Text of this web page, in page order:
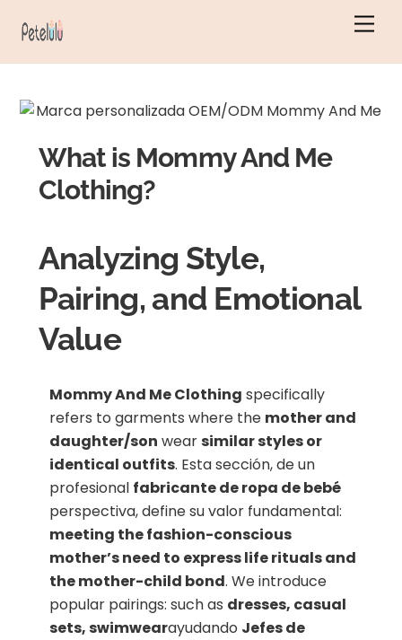
What is Mommy And Me
Clothing?
Analyzing Style,
Pairing, and Emotional
Value
Mommy And Me Clothing specifically
refers to garments where the mother and
daughter/son wear similar styles or
identical outfits. Esta sección, de un
profesional fabricante de ropa de bebé
perspectiva, define su valor fundamental:
meeting the fashion-conscious
mother’s need to express life rituals and
the mother-child bond. We introduce
popular pairings: such as dresses, casual
sets, swimwearayudando Jefes de